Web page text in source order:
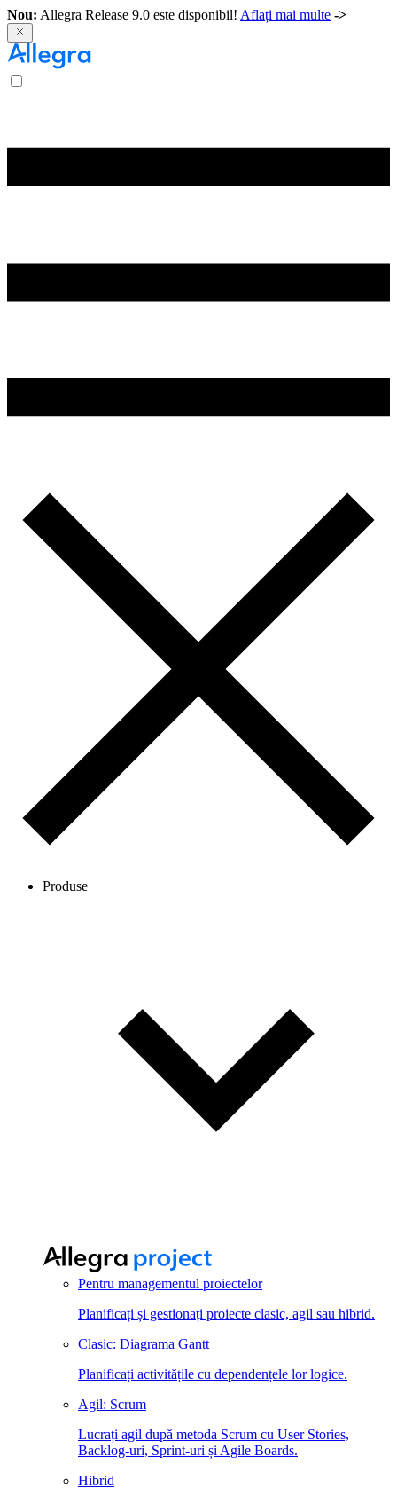
Nou: Allegra Release 9.0 este disponibil! Aflați mai multe ->
Produse
Pentru managementul proiectelor
Planificați și gestionați proiecte clasic, agil sau hibrid.
Clasic: Diagrama Gantt
Planificați activitățile cu dependențele lor logice.
Agil: Scrum
Lucrați agil după metoda Scrum cu User Stories,
Backlog-uri, Sprint-uri și Agile Boards.
Hibrid